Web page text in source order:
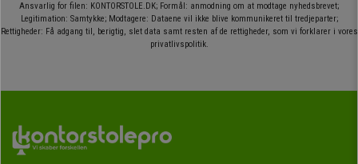
Ansvarlig for filen: KONTORSTOLE.DK; Formål: anmodning om at modtage nyhedsbrevet;
Legitimation: Samtykke; Modtagere: Dataene vil ikke blive kommunikeret til tredjeparter;
Rettigheder: Få adgang til, berigtig, slet data samt resten af de rettigheder, som vi forklarer i vores
privatlivspolitik.